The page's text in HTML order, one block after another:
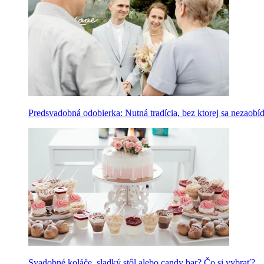
Predsvadobná odobierka: Nutná tradícia, bez ktorej sa